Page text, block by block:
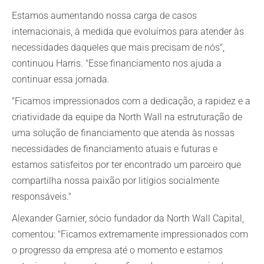
Estamos aumentando nossa carga de casos
internacionais, à medida que evoluímos para atender às
necessidades daqueles que mais precisam de nós",
continuou Harris. "Esse financiamento nos ajuda a
continuar essa jornada.
"Ficamos impressionados com a dedicação, a rapidez e a
criatividade da equipe da North Wall na estruturação de
uma solução de financiamento que atenda às nossas
necessidades de financiamento atuais e futuras e
estamos satisfeitos por ter encontrado um parceiro que
compartilha nossa paixão por litígios socialmente
responsáveis."
Alexander Garnier, sócio fundador da North Wall Capital,
comentou: "Ficamos extremamente impressionados com
o progresso da empresa até o momento e estamos